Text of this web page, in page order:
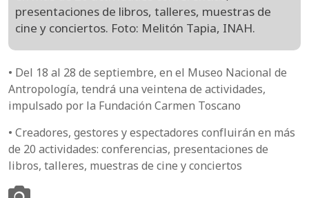
presentaciones de libros, talleres, muestras de
cine y conciertos. Foto: Melitón Tapia, INAH.
• Del 18 al 28 de septiembre, en el Museo Nacional de
Antropología, tendrá una veintena de actividades,
impulsado por la Fundación Carmen Toscano
• Creadores, gestores y espectadores confluirán en más
de 20 actividades: conferencias, presentaciones de
libros, talleres, muestras de cine y conciertos